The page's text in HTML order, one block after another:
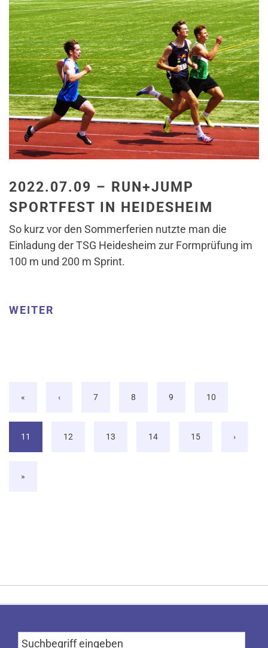
2022.07.09 – RUN+JUMP
SPORTFEST IN HEIDESHEIM
So kurz vor den Sommerferien nutzte man die
Einladung der TSG Heidesheim zur Formprüfung im
100 m und 200 m Sprint.
WEITER
« ‹ 7 8 9 10
11 12 13 14 15 ›
»